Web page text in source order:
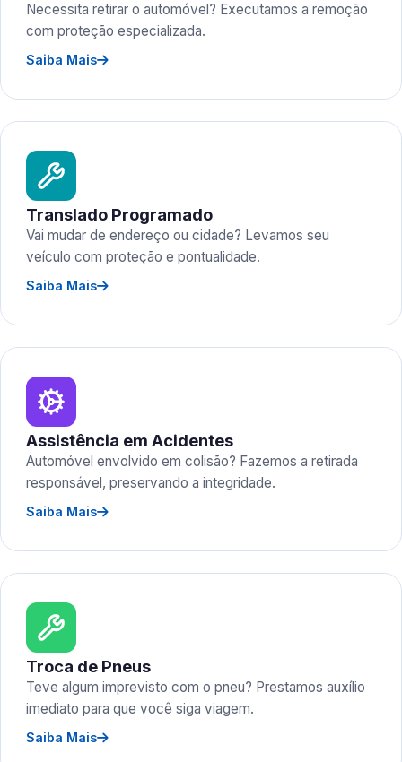
Necessita retirar o automóvel? Executamos a remoção
com proteção especializada.
Saiba Mais
Translado Programado
Vai mudar de endereço ou cidade? Levamos seu
veículo com proteção e pontualidade.
Saiba Mais
Assistência em Acidentes
Automóvel envolvido em colisão? Fazemos a retirada
responsável, preservando a integridade.
Saiba Mais
Troca de Pneus
Teve algum imprevisto com o pneu? Prestamos auxílio
imediato para que você siga viagem.
Saiba Mais